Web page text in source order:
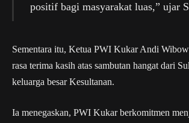
positif bagi masyarakat luas,” ujar
Sementara itu, Ketua PWI Kukar Andi
rasa terima kasih atas sambutan hangat dari
keluarga besar Kesultanan.
Ia menegaskan, PWI Kukar berkomitmen